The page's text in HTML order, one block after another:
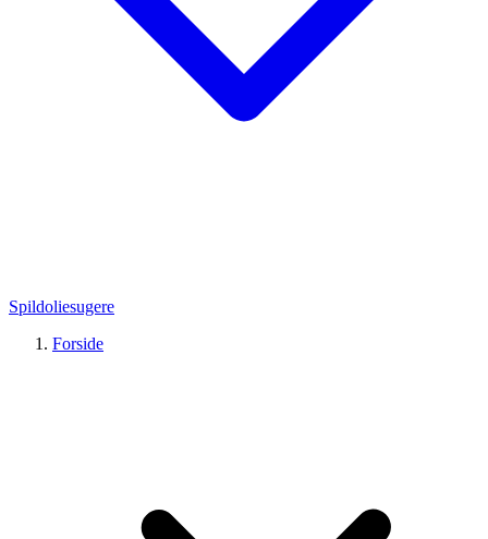
Spildoliesugere
Forside